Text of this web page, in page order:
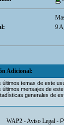
9
Adicional:
últimos temas de este
últimos mensajes de este
generales de
WAP2-Aviso Legal-